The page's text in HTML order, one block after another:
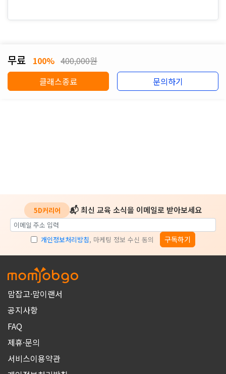
무료 100% 400,000원
클래스종료
문의하기
5D커리어 📬 최신 교육 소식을 이메일로 받아보세요
개인정보처리방침, 마케팅 정보 수신 동의 구독하기
맘잡고·맘이랜서
공지사항
FAQ
제휴·문의
서비스이용약관